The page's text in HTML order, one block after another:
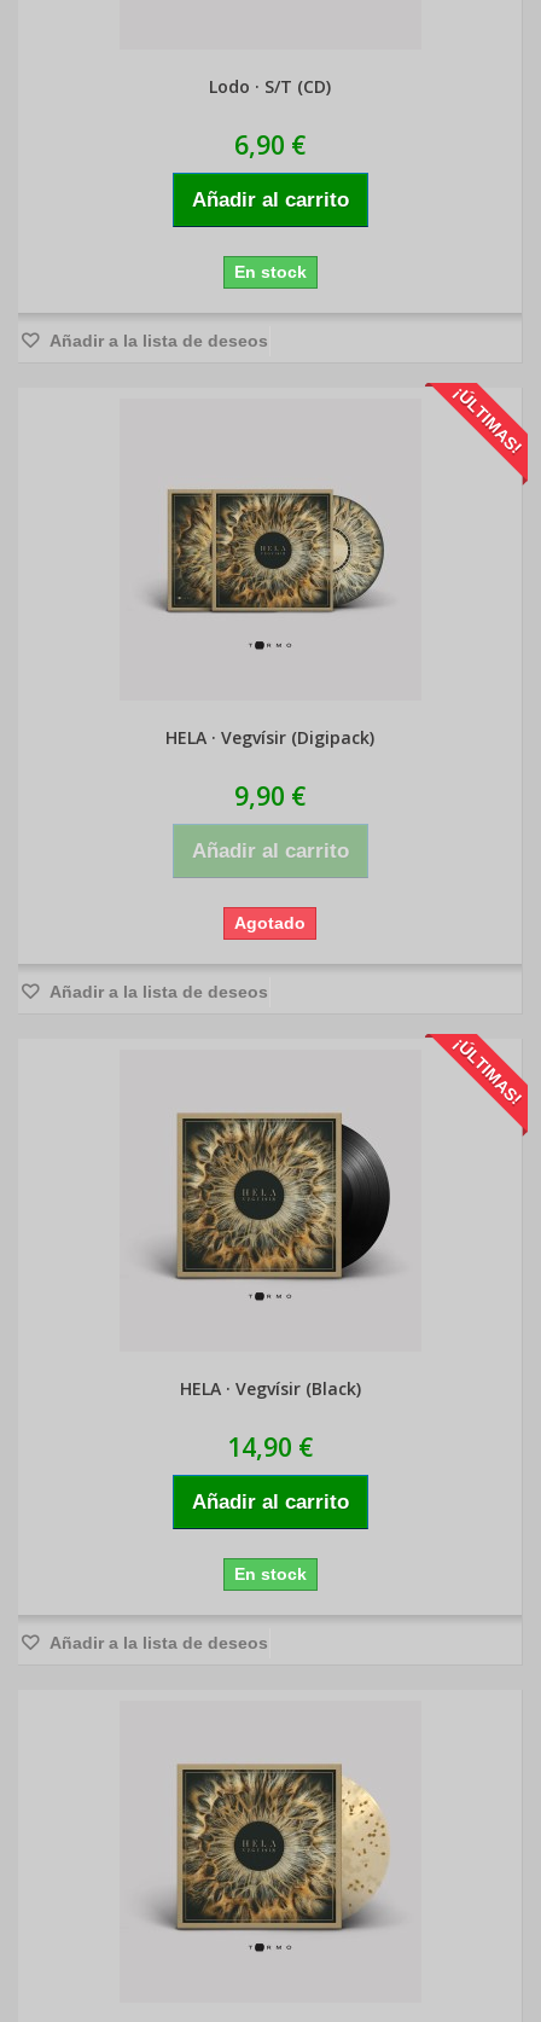
Lodo · S/T (CD)
6,90 €
Añadir al carrito
En stock
Añadir a la lista de deseos
¡ÚLTIMAS!
HELA · Vegvísir (Digipack)
9,90 €
Añadir al carrito
Agotado
Añadir a la lista de deseos
¡ÚLTIMAS!
HELA · Vegvísir (Black)
14,90 €
Añadir al carrito
En stock
Añadir a la lista de deseos